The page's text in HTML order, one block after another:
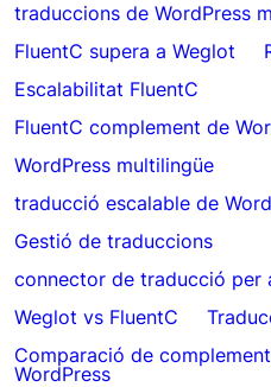
traduccions de WordPress
FluentC supera a Weglot
Escalabilitat FluentC
FluentC complement de
WordPress multilingüe
traducció escalable de
Gestió de traduccions
connector de traducció per
Weglot vs FluentC
Comparació de
WordPress